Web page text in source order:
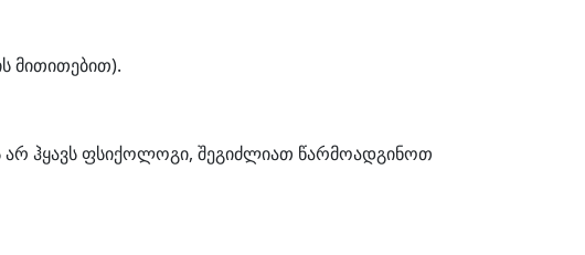
მითითებით).
ჰყავს ფსიქოლოგი, შეგიძლიათ წარმოადგინოთ